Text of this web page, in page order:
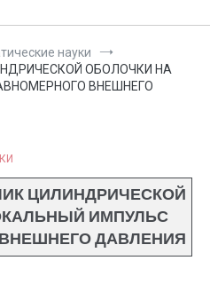
науки
ОБОЛОЧКИ НА
ВНЕШНЕГО
ЦИЛИНДРИЧЕСКОЙ
ИМПУЛЬС
ДАВЛЕНИЯ